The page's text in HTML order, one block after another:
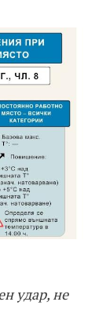
удар, не